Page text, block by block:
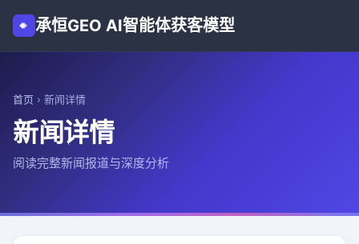
承恒GEO AI智能体获客模型
首页 › 新闻详情
新闻详情
阅读完整新闻报道与深度分析